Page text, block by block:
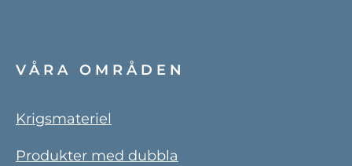
VÅRA OMRÅDEN
Krigsmateriel
Produkter med dubbla